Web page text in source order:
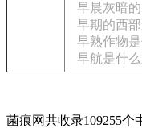
早晨灰暗
早期的西
早熟作物
早航是什
菌痕网共收录109255